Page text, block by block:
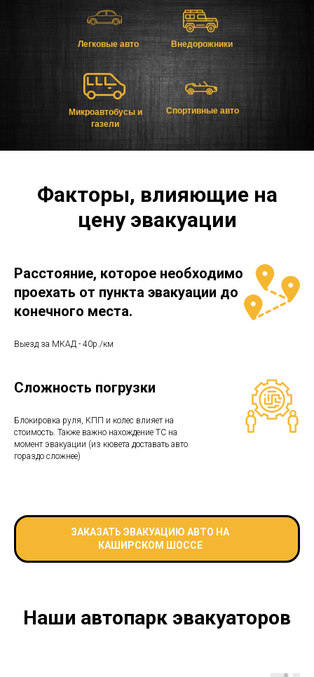
Легковые авто Внедорожники
Микроавтобусы и
газели
Спортивные авто
Факторы, влияющие на
цену эвакуации
Расстояние, которое необходимо
проехать от пункта эвакуации до
конечного места.
Выезд за МКАД - 40р./км
Сложность погрузки
Блокировка руля, КПП и колес влияет на
стоимость. Также важно нахождение ТС на
момент эвакуации (из кювета доставать авто
гораздо сложнее)
ЗАКАЗАТЬ ЭВАКУАЦИЮ АВТО НА
КАШИРСКОМ ШОССЕ
Наши автопарк эвакуаторов